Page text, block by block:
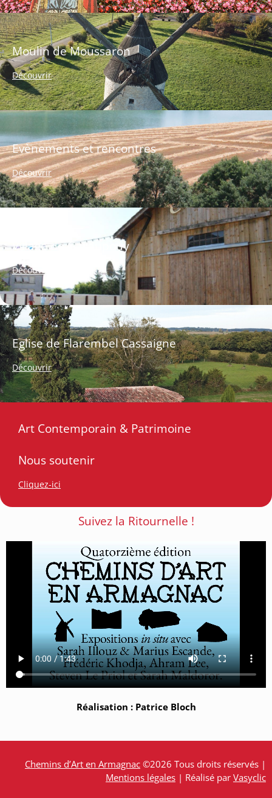
Moulin de Moussaron
Découvrir
Evènements et rencontres
Découvrir
Village de Gazaupouy
Découvrir
Eglise de Flarembel Cassaigne
Découvrir
Art Contemporain & Patrimoine
Nous soutenir
Cliquez-ici
Suivez la Ritournelle !
Réalisation : Patrice Bloch
Chemins d’Art en Armagnac ©2026 Tous droits réservés |
Mentions légales | Réalisé par Vasyclic